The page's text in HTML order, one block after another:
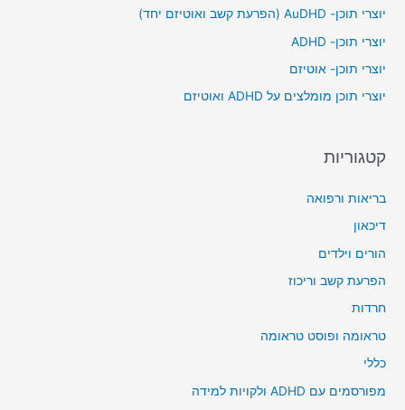
o
r
:
יוצרי תוכן- AuDHD (הפרעת קשב ואוטיזם יחד)
יוצרי תוכן- ADHD
יוצרי תוכן- אוטיזם
יוצרי תוכן מומלצים על ADHD ואוטיזם
קטגוריות
בריאות ורפואה
דיכאון
הורים וילדים
הפרעת קשב וריכוז
חרדות
טראומה ופוסט טראומה
כללי
מפורסמים עם ADHD ולקויות למידה